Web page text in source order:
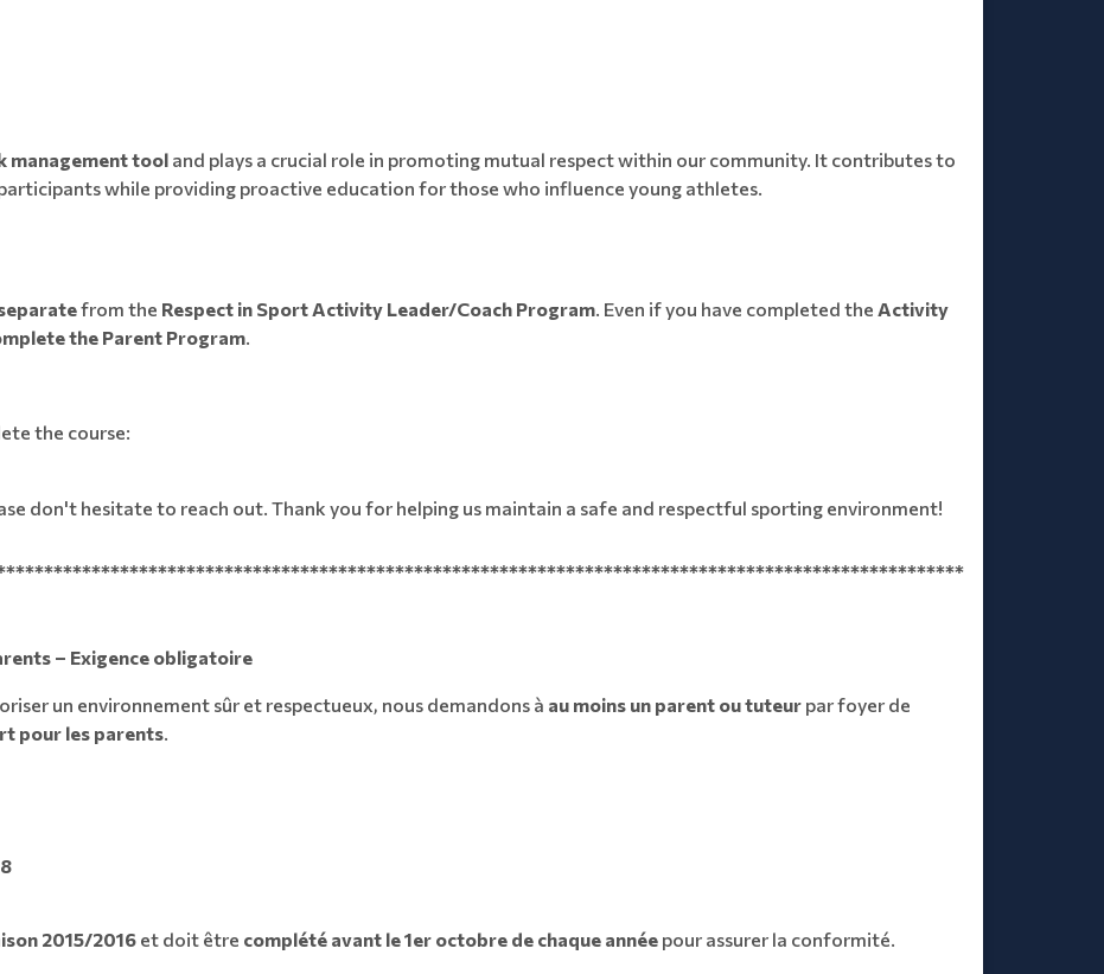
management tool and plays a crucial role in promoting mutual respect within our community. It contributes to
while providing proactive education for those who influence young athletes.
from the Respect in Sport Activity Leader/Coach Program. Even if you have completed the Activity
the Parent Program.
the course:
don't hesitate to reach out. Thank you for helping us maintain a safe and respectful sporting environment!
– Exigence obligatoire
un environnement sûr et respectueux, nous demandons à au moins un parent ou tuteur par foyer de
pour les parents.
2015/2016 et doit être complété avant le 1er octobre de chaque année pour assurer la conformité.